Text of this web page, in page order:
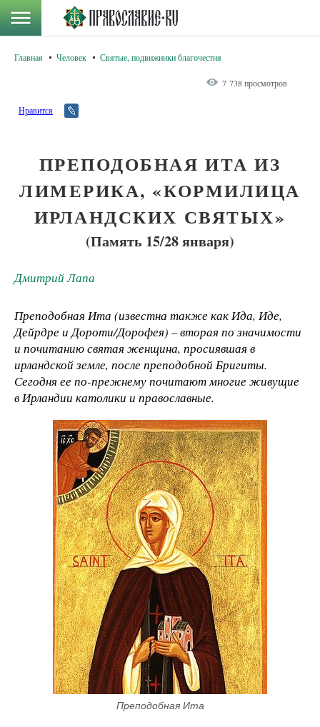
Главная Человек Святые, подвижники благочестия
7 738 просмотров
Нравится
ПРЕПОДОБНАЯ ИТА ИЗ
ЛИМЕРИКА, «КОРМИЛИЦА
ИРЛАНДСКИХ СВЯТЫХ»
(Память 15/28 января)
Дмитрий Лапа
Преподобная Ита (известна также как Ида, Иде,
Дейрдре и Дороти/Дорофея) – вторая по значимости
и почитанию святая женщина, просиявшая в
ирландской земле, после преподобной Бригиты.
Сегодня ее по-прежнему почитают многие живущие
в Ирландии католики и православные.
Преподобная Ита